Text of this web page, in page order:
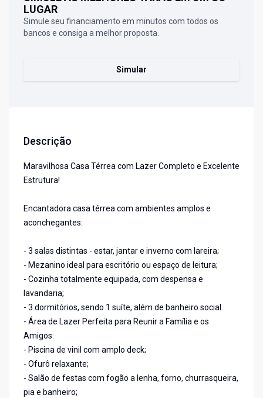
LUGAR
Simule seu financiamento em minutos com todos os
bancos e consiga a melhor proposta.
Simular
Descrição
Maravilhosa Casa Térrea com Lazer Completo e Excelente
Estrutura!
Encantadora casa térrea com ambientes amplos e
aconchegantes:
- 3 salas distintas - estar, jantar e inverno com lareira;
- Mezanino ideal para escritório ou espaço de leitura;
- Cozinha totalmente equipada, com despensa e
lavandaria;
- 3 dormitórios, sendo 1 suíte, além de banheiro social.
- Área de Lazer Perfeita para Reunir a Família e os
Amigos:
- Piscina de vinil com amplo deck;
- Ofurô relaxante;
- Salão de festas com fogão a lenha, forno, churrasqueira,
pia e banheiro;